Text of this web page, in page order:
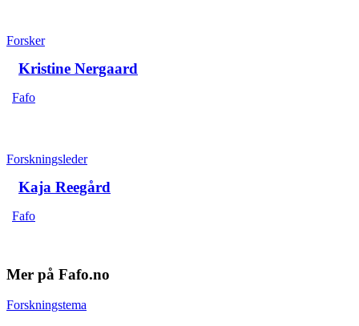
Forsker
Kristine Nergaard
Fafo
Forskningsleder
Kaja Reegård
Fafo
Mer på Fafo.no
Forskningstema